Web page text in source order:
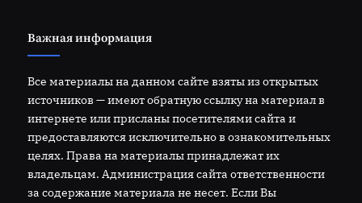
Важная информация
Все материалы на данном сайте взяты из открытых
источников — имеют обратную ссылку на материал в
интернете или присланы посетителями сайта и
предоставляются исключительно в ознакомительных
целях. Права на материалы принадлежат их
владельцам. Администрация сайта ответственности
за содержание материала не несет. Если Вы